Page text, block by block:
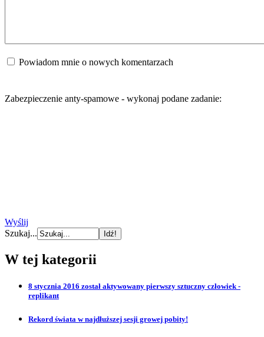
Powiadom mnie o nowych komentarzach
Zabezpieczenie anty-spamowe - wykonaj podane zadanie:
Wyślij
Szukaj...
W tej kategorii
8 stycznia 2016 został aktywowany pierwszy sztuczny człowiek -
replikant
Rekord świata w najdłuższej sesji growej pobity!